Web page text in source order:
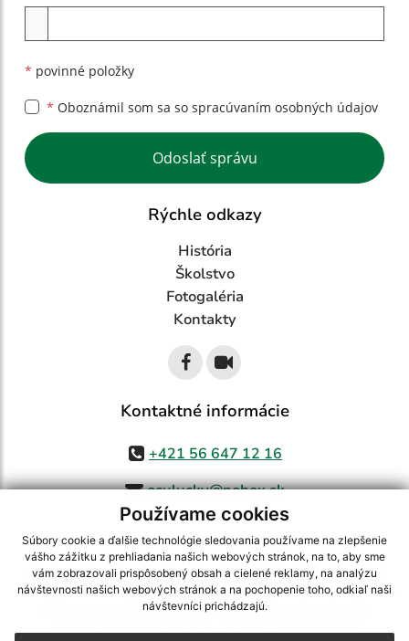
Používame cookies
Súbory cookie a ďalšie technológie sledovania používame na zlepšenie
vášho zážitku z prehliadania našich webových stránok, na to, aby sme
vám zobrazovali prispôsobený obsah a cielené reklamy, na analýzu
návštevnosti našich webových stránok a na pochopenie toho, odkiaľ naši
návštevníci prichádzajú.
* povinné položky
* Oboznámil som sa so spracúvaním osobných údajov
Google reCaptcha Response
Odoslať správu
Rýchle odkazy
História
Školstvo
Fotogaléria
Kontakty
Kontaktné informácie
+421 56 647 12 16
oculucky@pobox.sk
využite možnosť získavania aktuálnych informácií s využitím RSS
CMS systém (redakčný) systém ECHELON 2,Mapa stránok,web portál
webex.digital, s.r.o.,domény,registrácia domény